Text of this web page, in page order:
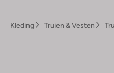
Kleding
Truien & Vesten